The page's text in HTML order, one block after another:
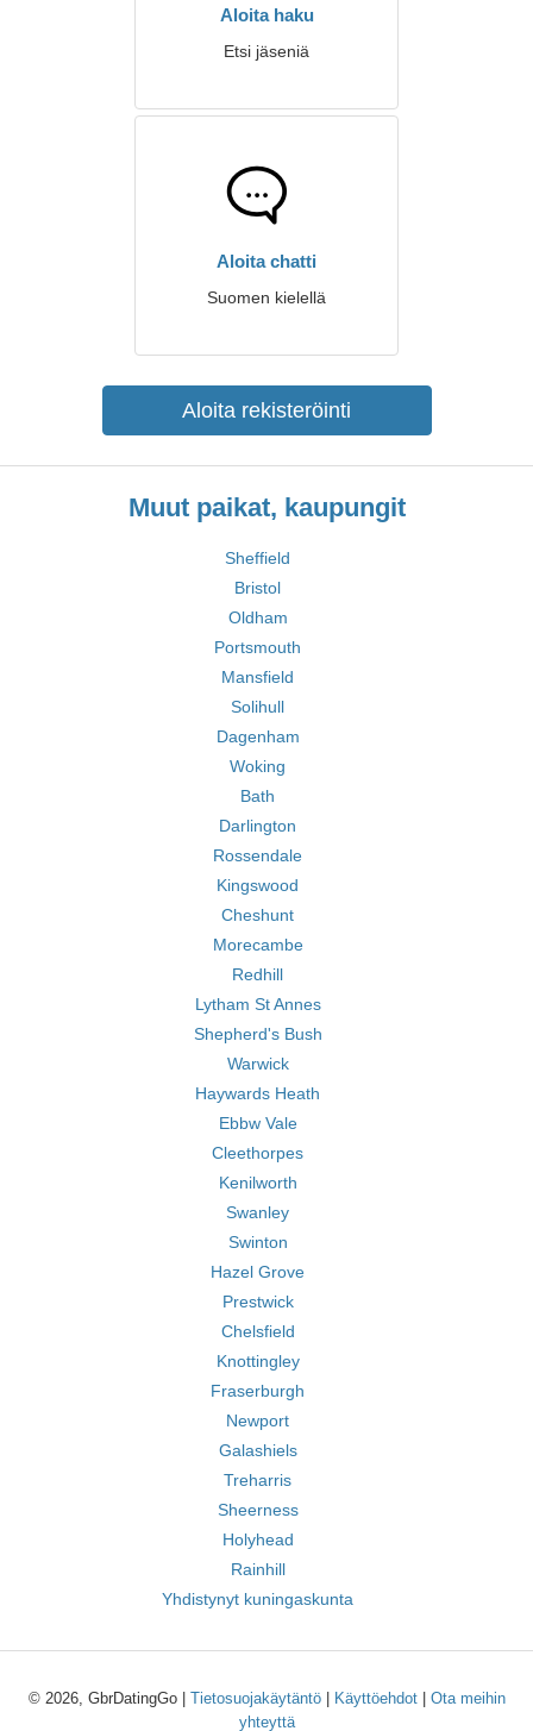
Aloita haku
Etsi jäseniä
Aloita chatti
Suomen kielellä
Aloita rekisteröinti
Muut paikat, kaupungit
Sheffield
Bristol
Oldham
Portsmouth
Mansfield
Solihull
Dagenham
Woking
Bath
Darlington
Rossendale
Kingswood
Cheshunt
Morecambe
Redhill
Lytham St Annes
Shepherd's Bush
Warwick
Haywards Heath
Ebbw Vale
Cleethorpes
Kenilworth
Swanley
Swinton
Hazel Grove
Prestwick
Chelsfield
Knottingley
Fraserburgh
Newport
Galashiels
Treharris
Sheerness
Holyhead
Rainhill
Yhdistynyt kuningaskunta
© 2026, GbrDatingGo | Tietosuojakäytäntö| Käyttöehdot| Ota meihin
yhteyttä